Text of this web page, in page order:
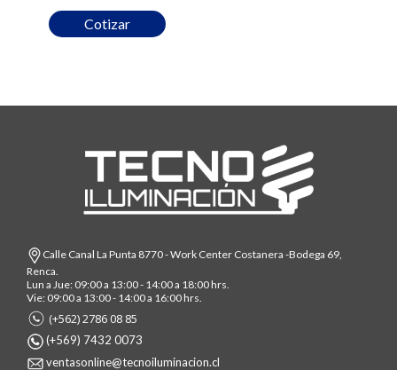
Cotizar
Calle Canal La Punta 8770 - Work Center Costanera -Bodega 69,
Renca.
Lun a Jue: 09:00 a 13:00 - 14:00 a 18:00 hrs.
Vie: 09:00 a 13:00 - 14:00 a 16:00 hrs.
(+562) 2786 08 85
(+569) 7432 0073
ventasonline@tecnoiluminacion.cl